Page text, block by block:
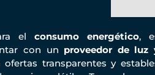
el consumo energético,
con un proveedor de luz
ofertas transparentes y